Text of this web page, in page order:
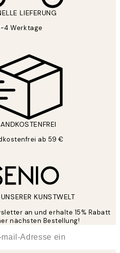
LIEFERUNG
4 Werktage
ab 59 €
KUNSTWELT
an und erhalte 15% Rabatt
nächsten Bestellung!